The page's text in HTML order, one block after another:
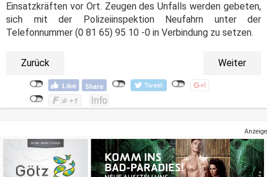
Einsatzkräften vor Ort. Zeugen des Unfalls werden gebeten,
sich mit der Polizeiinspektion Neufahrn unter der
Telefonnummer (0 81 65) 95 10 -0 in Verbindung zu setzen.
Zurück Weiter
Anzeige